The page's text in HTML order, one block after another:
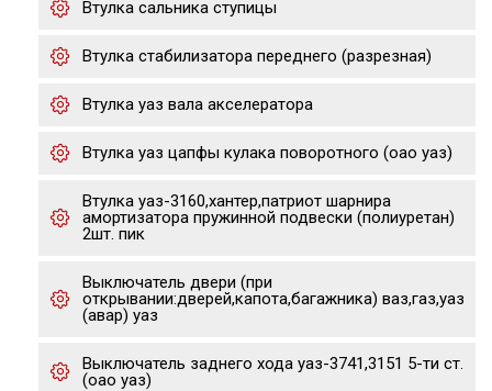
Втулка сальника ступицы
Втулка стабилизатора переднего (разрезная)
Втулка уаз вала акселератора
Втулка уаз цапфы кулака поворотного (оао уаз)
Втулка уаз-3160,хантер,патриот шарнира
амортизатора пружинной подвески (полиуретан)
2шт. пик
Выключатель двери (при
открывании:дверей,капота,багажника) ваз,газ,уаз
(авар) уаз
Выключатель заднего хода уаз-3741,3151 5-ти ст.
(оао уаз)